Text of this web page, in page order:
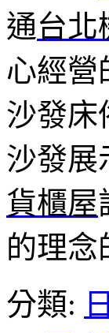
通台北
心經營
沙發床
沙發展
貨櫃屋
的理念
分類: